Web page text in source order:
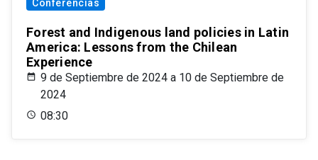
Conferencias
Forest and Indigenous land policies in Latin
America: Lessons from the Chilean
Experience
9 de Septiembre de 2024 a 10 de Septiembre de
2024
08:30